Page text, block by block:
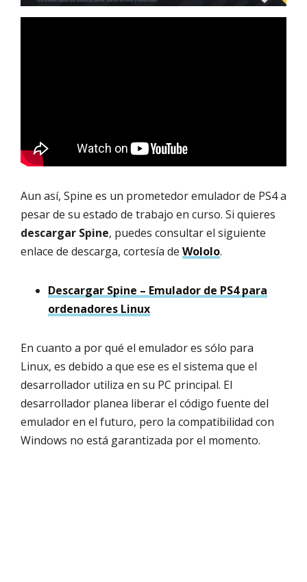
Aun así, Spine es un prometedor emulador de PS4 a
pesar de su estado de trabajo en curso. Si quieres
descargar Spine, puedes consultar el siguiente
enlace de descarga, cortesía de Wololo.
Descargar Spine – Emulador de PS4 para
ordenadores Linux
En cuanto a por qué el emulador es sólo para
Linux, es debido a que ese es el sistema que el
desarrollador utiliza en su PC principal. El
desarrollador planea liberar el código fuente del
emulador en el futuro, pero la compatibilidad con
Windows no está garantizada por el momento.